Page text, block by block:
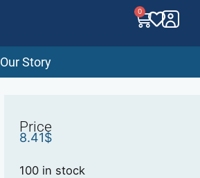
0
Our Story
Price
8.41$
100 in stock